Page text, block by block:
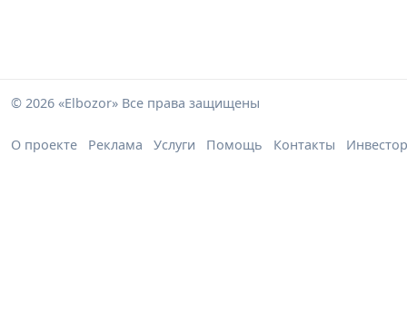
© 2026 «Elbozor» Все права защищены
О проекте Реклама Услуги Помощь Контакты